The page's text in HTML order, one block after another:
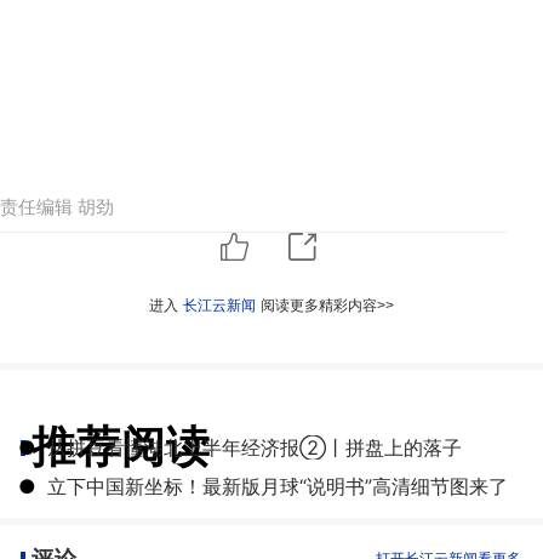
责任编辑 胡劲
进入 长江云新闻 阅读更多精彩内容>>
推荐阅读
● 从拼豆看懂湖北上半年经济报②丨拼盘上的落子
● 立下中国新坐标！最新版月球“说明书”高清细节图来了